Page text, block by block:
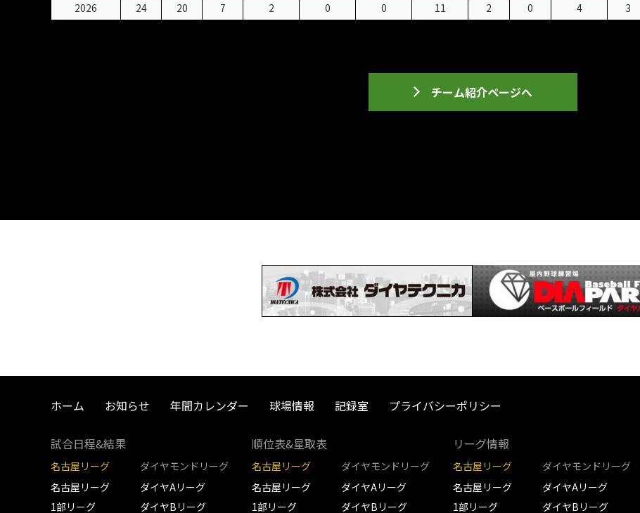
2026
24 20 7 2 0 0 11 2 0 4 3
チーム紹介ページへ
ホーム お知らせ 年間カレンダー 球場情報 記録室 プライバシーポリシー
試合日程&結果
名古屋リーグ
名古屋リーグ
1部リーグ
ダイヤモンドリーグ
ダイヤAリーグ
ダイヤBリーグ
順位表&星取表
名古屋リーグ
名古屋リーグ
1部リーグ
ダイヤモンドリーグ
ダイヤAリーグ
ダイヤBリーグ
リーグ情報
名古屋リーグ
名古屋リーグ
1部リーグ
ダイヤモンドリーグ
ダイヤAリーグ
ダイヤBリーグ